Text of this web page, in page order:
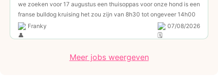
we zoeken voor 17 augustus een thuisoppas voor onze hond is een
franse bulldog kruising het zou zijn van 8h30 tot ongeveer 14h00
Franky
07/08/2026
Meer jobs weergeven